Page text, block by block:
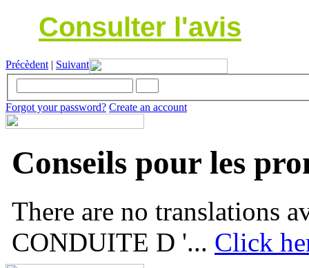
Consulter l'avis
Précèdent | Suivant
Forgot your password? Create an account
Conseils pour les
There are no translations
CONDUITE D '... Click